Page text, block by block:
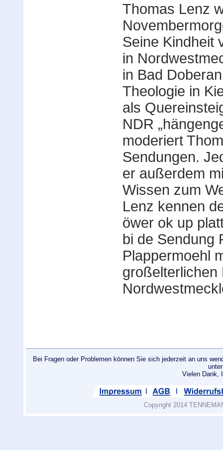
Thomas Lenz
Seine Kindheit
in
in Bad
Theologie in
als
NDR
moderiert
Sendungen.
er außerdem
Wissen zum
Lenz kennen
öwer ok up
bi de Sendung
Plappermoehl
großelterlichen
Bei Fragen oder Problemen können Sie sich jederzeit an uns
Vielen Dank,
Copyright 2014